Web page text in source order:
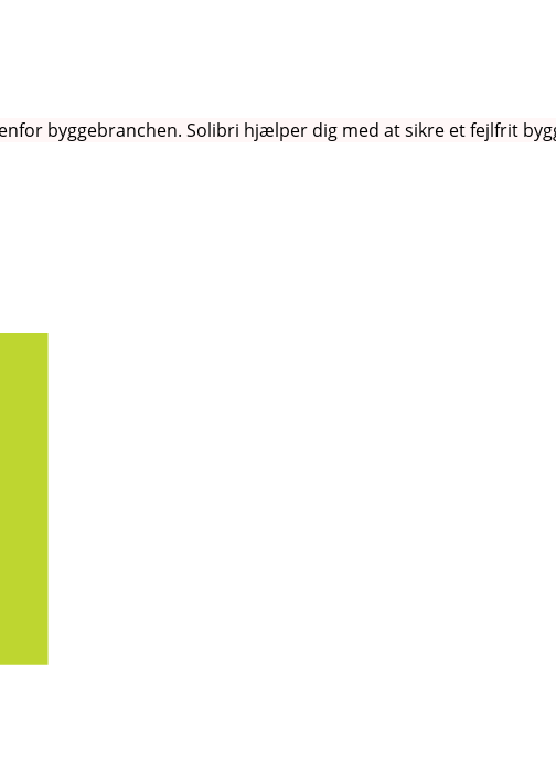
byggebranchen. Solibri hjælper dig med at sikre et fejlfrit